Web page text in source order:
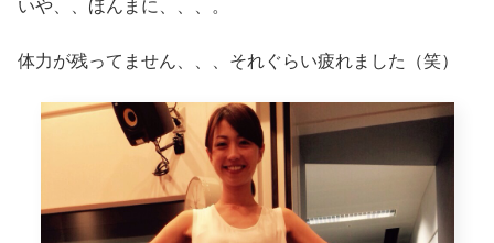
いや、、ほんまに、、、。
体力が残ってません、、、それぐらい疲れました（笑）